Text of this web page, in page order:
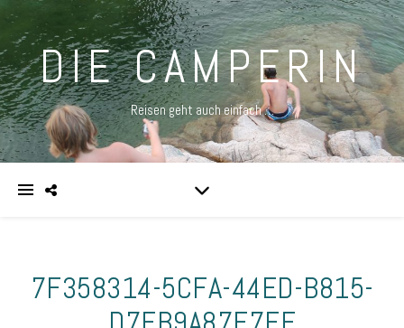
DIE CAMPERIN
Reisen geht auch einfach …
7F358314-5CFA-44ED-B815-